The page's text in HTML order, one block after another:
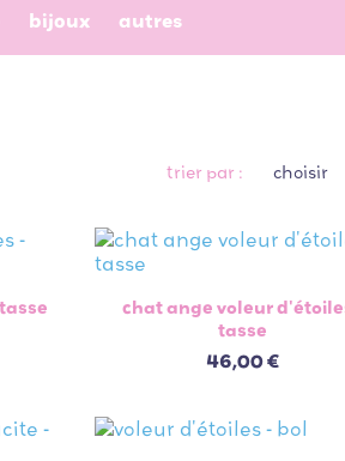
bijoux autres
trier par : choisir
 aperçu rapide
chat ange voleur
tasse
46,00 €